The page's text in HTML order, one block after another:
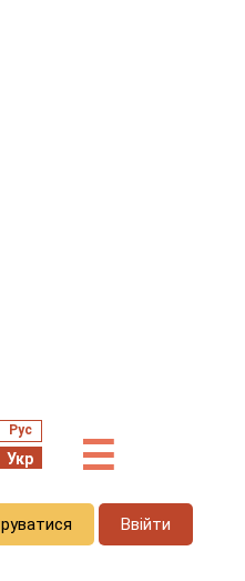
Рус
Укр ☰
Ввійти